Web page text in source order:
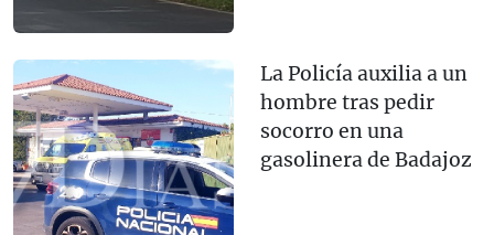
La Policía auxilia a un
hombre tras pedir
socorro en una
gasolinera de Badajoz